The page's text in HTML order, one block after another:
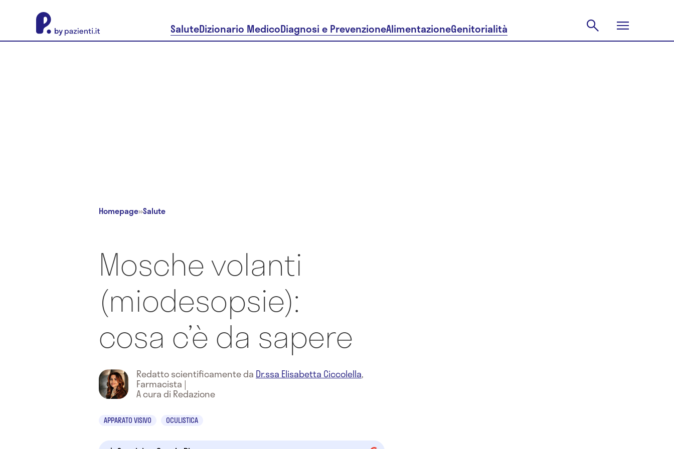
SaluteDizionario MedicoDiagnosi e PrevenzioneAlimentazioneGenitorialità
Homepage»Salute
Mosche volanti
(miodesopsie):
cosa c’è da sapere
Redatto scientificamente da Dr.ssa Elisabetta Ciccolella,
Farmacista |
A cura di Redazione
APPARATO VISIVO OCULISTICA